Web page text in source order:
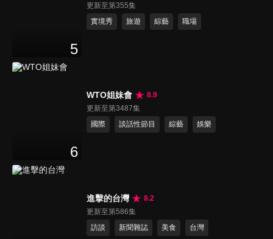
5
更新至第355集
實境秀
旅遊 綜藝 職場
6
WTO姐妹會
8.9
更新至第3487集
國際
談話性節目 綜藝 娛樂
進擊的台灣
8.2
更新至第586集
訪談
新聞雜誌 美食 台灣